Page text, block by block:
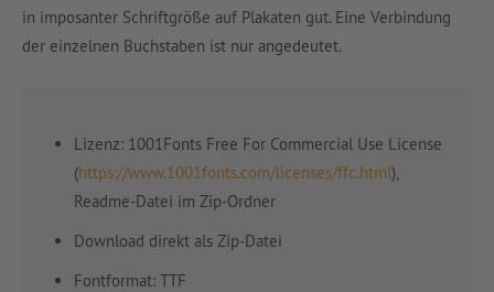
in imposanter Schriftgröße auf Plakaten gut. Eine Verbindung
der einzelnen Buchstaben ist nur angedeutet.
Lizenz: 1001Fonts Free For Commercial Use License
(https://www.1001fonts.com/licenses/ffc.html),
Readme-Datei im Zip-Ordner
Download direkt als Zip-Datei
Fontformat: TTF